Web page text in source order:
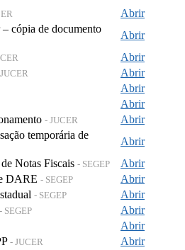
Abrir
cópia de documento
Abrir
Abrir
Abrir
Abrir
Abrir
- JUCER
Abrir
temporária de
Abrir
Notas Fiscais - SEGEP
Abrir
DARE - SEGEP
Abrir
- SEGEP
Abrir
- SEGEP
Abrir
Abrir
- JUCER
Abrir